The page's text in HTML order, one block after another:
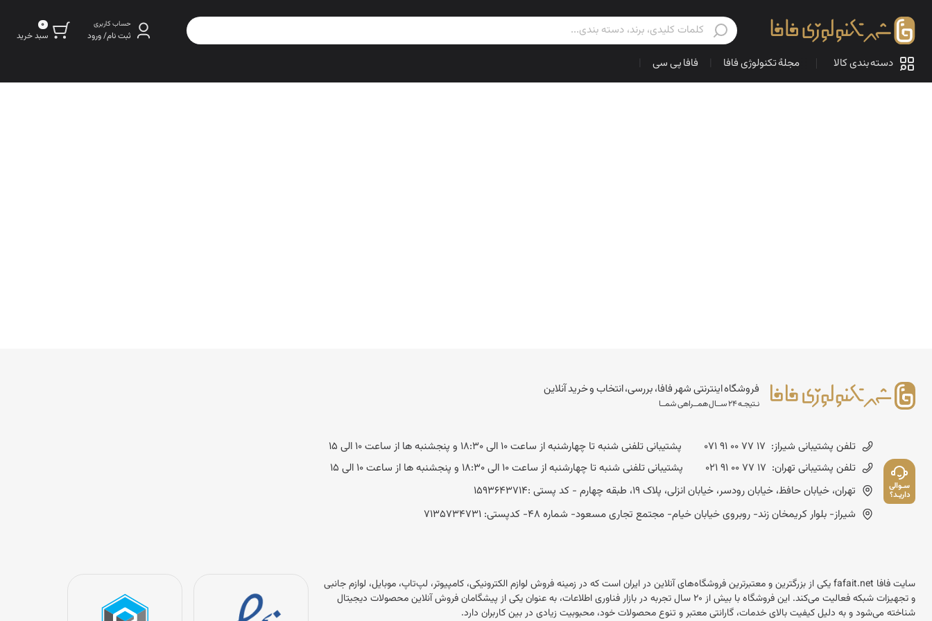
حساب کاربری
ثبت نام/ ورود
0
سبد خرید
دسته بندی کالا مجلهٔ تکنولوژی فافا فافا پی سی
فروشگاه اینترنتی شهر فافا، بررسی، انتخاب و خرید آنلاین
نـتیجـه 24 ســال همــراهی شمــا
سـوالی
داریـد؟
تلفن پشتیبانی شیراز: 071 91 00 77 17
پشتیبانی تلفنی شنبه تا چهارشنبه از ساعت 10 الی 18:30 و پنجشنبه ها از ساعت 10 الی 15
تلفن پشتیبانی تهران: 021 91 00 77 17
پشتیبانی تلفنی شنبه تا چهارشنبه از ساعت 10 الی 18:30 و پنجشنبه ها از ساعت 10 الی 15
تهران، خیابان حافظ، خیابان رودسر، خیابان انزلی، پلاک 19، طبقه چهارم - کد پستی :1593643714
شیراز- بلوار کریمخان زند- روبروی خیابان خیام- مجتمع تجاری مسعود- شماره 48- کد‌پستی: 7135734731
سایت فافا fafait.net یکی از بزرگترین و معتبرترین فروشگاه‌های آنلاین در ایران است که در زمینه فروش لوازم الکترونیکی، کامپیوتر، لپ‌تاپ، موبایل، لوازم جانبی
و تجهیزات شبکه فعالیت می‌کند. این فروشگاه با بیش از 20 سال تجربه در بازار فناوری اطلاعات، به عنوان یکی از پیشگامان فروش آنلاین محصولات دیجیتال
شناخته می‌شود و به دلیل کیفیت بالای خدمات، گارانتی معتبر و تنوع محصولات خود، محبوبیت زیادی در بین کاربران دارد.